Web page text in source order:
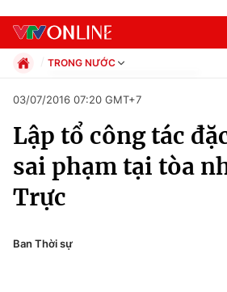
Chuyên mục
Chính trị
TRONG NƯỚC
Xã hội
Pháp luật
Thể thao
Truyền hình
Đời sống
03/07/2016 07:20 GMT+7
Lập tổ công tác
sai phạm tại tòa
Trực
Ban Thời sự